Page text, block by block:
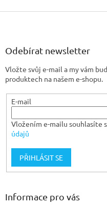
Z
Odebírat newsletter
Vložte svůj e-mail a my vám
produktech na našem e-shopu.
E-mail
Vložením e-mailu souhlasíte s
údajů
PŘIHLÁSIT SE
Informace pro vás